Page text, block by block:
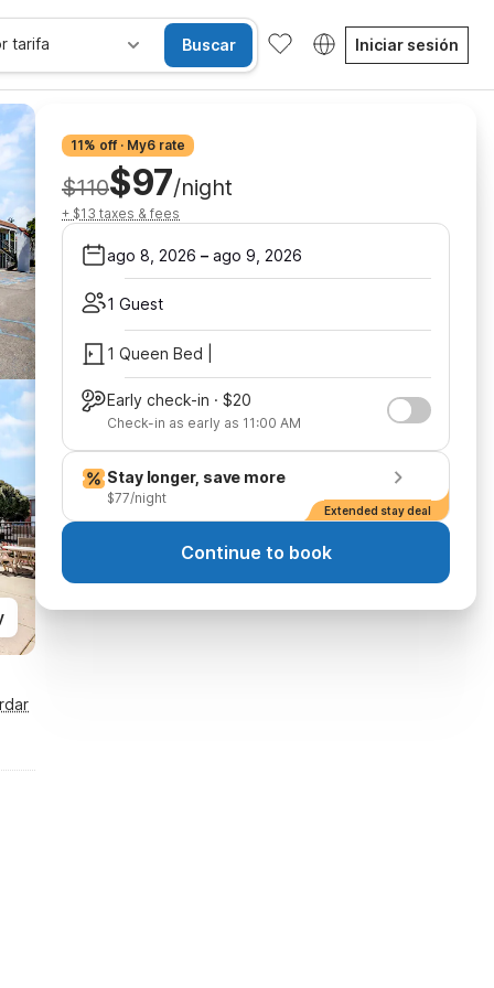
tarifa Buscar Iniciar sesión
11% off · My6 rate
$110$97/night
+ $13 taxes & fees
ago 8, 2026 – ago 9, 2026
1 Guest
1 Queen Bed |
Early check-in · $20
Check-in as early as 11:00 AM
Stay longer, save more
$77/night
Extended stay deal
Continue to book